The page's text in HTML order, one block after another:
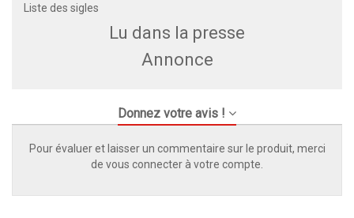
Liste des sigles
Lu dans la presse
Annonce
Donnez votre avis !
Pour évaluer et laisser un commentaire sur le produit, merci
de vous connecter à votre compte.